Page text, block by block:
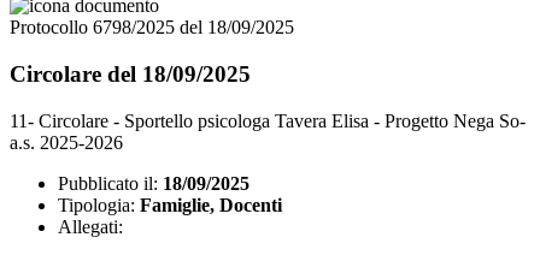
Protocollo 6798/2025 del 18/09/2025
Circolare del 18/09/2025
11- Circolare - Sportello psicologa Tavera Elisa - Progetto Nega So-
a.s. 2025-2026
Pubblicato il: 18/09/2025
Tipologia: Famiglie, Docenti
Allegati: